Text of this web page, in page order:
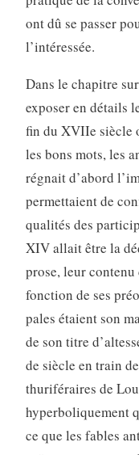
ont dû se passer
l’intéressée.
Dans le chapitre
exposer en détails
fin du XVIIe siècle
les bons mots, les
régnait d’abord
permettaient de
qualités des
XIV allait être la
prose, leur
fonction de ses
pales étaient son
de son titre
de siècle en train
thuriféraires de
hyperboliquement
ce que les fables